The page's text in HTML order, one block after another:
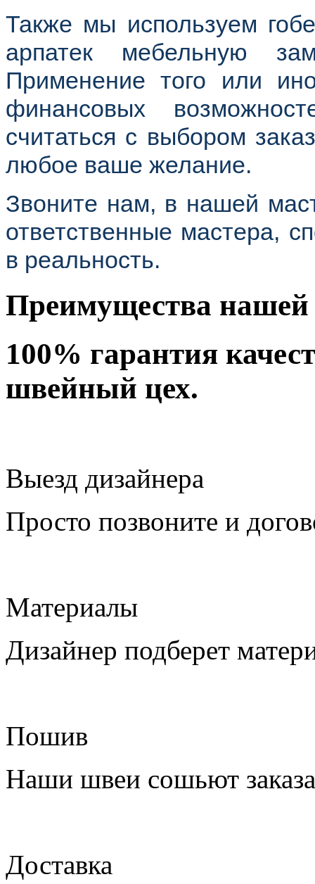
Также мы используем
арпатек мебельную
Применение того или
финансовых
считаться с выбором
любое ваше желание.
Звоните нам, в нашей
ответственные мастера,
в реальность.
Преимущества нашей
100% гарантия
швейный цех.
Выезд дизайнера
Просто позвоните и
Материалы
Дизайнер подберет
Пошив
Наши швеи сошьют
Доставка